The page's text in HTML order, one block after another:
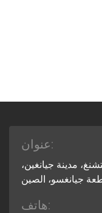
عنوان:
مدينة جيانغين،
جيانغسو، الصين
هاتف: